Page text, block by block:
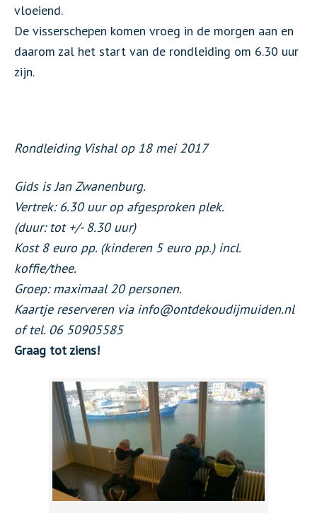
vloeiend.
De visserschepen komen vroeg in de morgen aan en
daarom zal het start van de rondleiding om 6.30 uur
zijn.
Rondleiding Vishal op 18 mei 2017
Gids is Jan Zwanenburg.
Vertrek: 6.30 uur op afgesproken plek.
(duur: tot +/- 8.30 uur)
Kost 8 euro pp. (kinderen 5 euro pp.) incl.
koffie/thee.
Groep: maximaal 20 personen.
Kaartje reserveren via info@ontdekoudijmuiden.nl
of tel. 06 50905585
Graag tot ziens!